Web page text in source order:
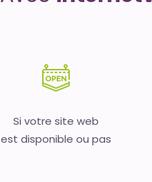
Si votre site web
est disponible ou pas